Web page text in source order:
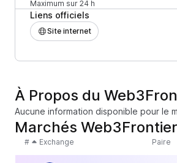
Maximum sur 24 h
Liens officiels
Site internet
À Propos du
Aucune information disponible pour le
Marchés Web3Frontier
# Exchange Paire